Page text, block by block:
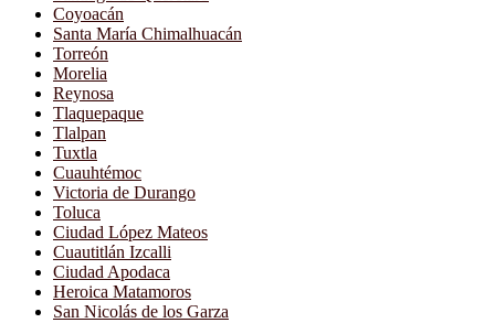
Coyoacán
Santa María Chimalhuacán
Torreón
Morelia
Reynosa
Tlaquepaque
Tlalpan
Tuxtla
Cuauhtémoc
Victoria de Durango
Toluca
Ciudad López Mateos
Cuautitlán Izcalli
Ciudad Apodaca
Heroica Matamoros
San Nicolás de los Garza